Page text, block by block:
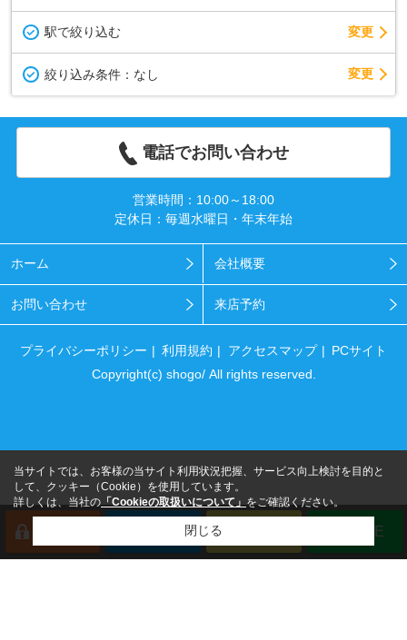
駅で絞り込む 変更
絞り込み条件： なし 変更
電話でお問い合わせ
営業時間：10:00～18:00
定休日：毎週水曜日・年末年始
ホーム 会社概要
お問い合わせ 来店予約
プライバシーポリシー 利用規約 アクセスマップ
PCサイト
Copyright(c) shogo/ All rights reserved.
来店予約 LINE
当サイトでは、お客様の当サイト利用状況把握、サービス向上検討を目的と
して、クッキー（Cookie）を使用しています。
詳しくは、当社の「Cookieの取扱いについて」をご確認ください。
閉じる